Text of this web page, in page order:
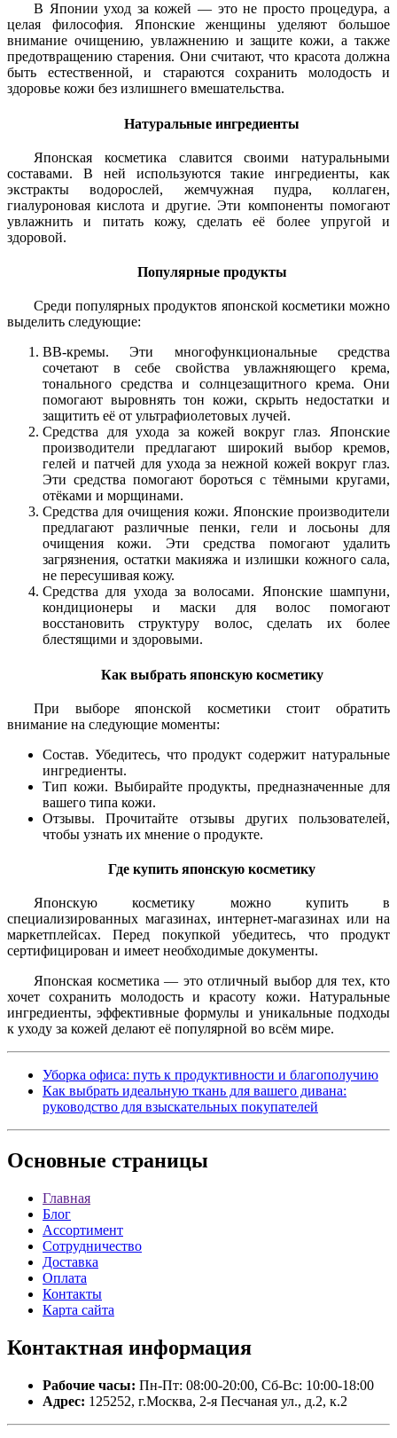
В Японии уход за кожей — это не просто процедура, а
целая философия. Японские женщины уделяют большое
внимание очищению, увлажнению и защите кожи, а также
предотвращению старения. Они считают, что красота должна
быть естественной, и стараются сохранить молодость и
здоровье кожи без излишнего вмешательства.
Натуральные ингредиенты
Японская косметика славится своими натуральными
составами. В ней используются такие ингредиенты, как
экстракты водорослей, жемчужная пудра, коллаген,
гиалуроновая кислота и другие. Эти компоненты помогают
увлажнить и питать кожу, сделать её более упругой и
здоровой.
Популярные продукты
Среди популярных продуктов японской косметики можно
выделить следующие:
BB-кремы. Эти многофункциональные средства
сочетают в себе свойства увлажняющего крема,
тонального средства и солнцезащитного крема. Они
помогают выровнять тон кожи, скрыть недостатки и
защитить её от ультрафиолетовых лучей.
Средства для ухода за кожей вокруг глаз. Японские
производители предлагают широкий выбор кремов,
гелей и патчей для ухода за нежной кожей вокруг глаз.
Эти средства помогают бороться с тёмными кругами,
отёками и морщинами.
Средства для очищения кожи. Японские производители
предлагают различные пенки, гели и лосьоны для
очищения кожи. Эти средства помогают удалить
загрязнения, остатки макияжа и излишки кожного сала,
не пересушивая кожу.
Средства для ухода за волосами. Японские шампуни,
кондиционеры и маски для волос помогают
восстановить структуру волос, сделать их более
блестящими и здоровыми.
Как выбрать японскую косметику
При выборе японской косметики стоит обратить
внимание на следующие моменты:
Состав. Убедитесь, что продукт содержит натуральные
ингредиенты.
Тип кожи. Выбирайте продукты, предназначенные для
вашего типа кожи.
Отзывы. Прочитайте отзывы других пользователей,
чтобы узнать их мнение о продукте.
Где купить японскую косметику
Японскую косметику можно купить в
специализированных магазинах, интернет-магазинах или на
маркетплейсах. Перед покупкой убедитесь, что продукт
сертифицирован и имеет необходимые документы.
Японская косметика — это отличный выбор для тех, кто
хочет сохранить молодость и красоту кожи. Натуральные
ингредиенты, эффективные формулы и уникальные подходы
к уходу за кожей делают её популярной во всём мире.
Уборка офиса: путь к продуктивности и благополучию
Как выбрать идеальную ткань для вашего дивана:
руководство для взыскательных покупателей
Основные страницы
Главная
Блог
Ассортимент
Сотрудничество
Доставка
Оплата
Контакты
Карта сайта
Контактная информация
Рабочие часы: Пн-Пт: 08:00-20:00, Сб-Вс: 10:00-18:00
Адрес: 125252, г.Москва, 2-я Песчаная ул., д.2, к.2